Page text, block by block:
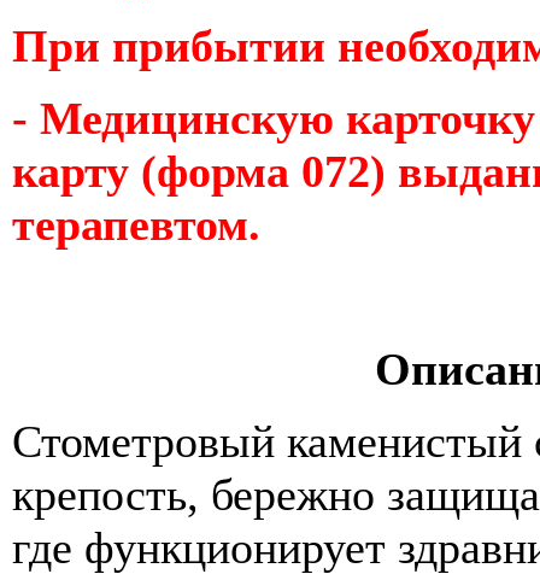
При прибытии
- Медицинскую
карту (форма 072)
терапевтом.
Стометровый каменистый
крепость, бережно
где функционирует